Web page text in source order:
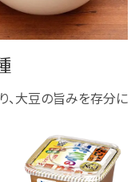
、大豆の旨みを存分に